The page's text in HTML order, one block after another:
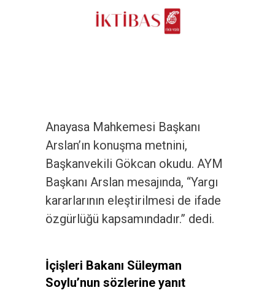
Anayasa Mahkemesi Başkanı
Arslan’ın konuşma metnini,
Başkanvekili Gökcan okudu. AYM
Başkanı Arslan mesajında, “Yargı
kararlarının eleştirilmesi de ifade
özgürlüğü kapsamındadır.” dedi.
İçişleri Bakanı Süleyman
Soylu’nun sözlerine yanıt